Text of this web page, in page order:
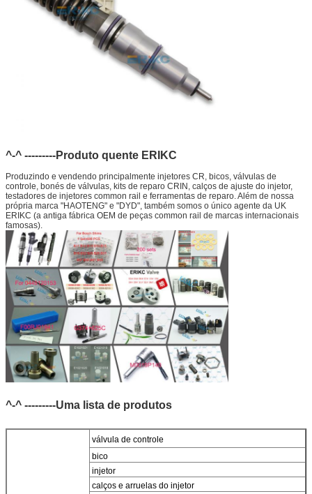
^-^ ---------Produto quente ERIKC
Produzindo e vendendo principalmente injetores CR, bicos, válvulas de
controle, bonés de válvulas, kits de reparo CRIN, calços de ajuste do injetor,
testadores de injetores common rail e ferramentas de reparo. Além de nossa
própria marca "HAOTENG" e "DYD", também somos o único agente da UK
ERIKC (a antiga fábrica OEM de peças common rail de marcas internacionais
famosas).
^-^ ---------Uma lista de produtos
válvula de controle
bico
injetor
calços e arruelas do injetor